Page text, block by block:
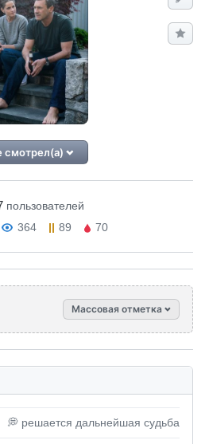
смотрел(а)
пользователей
364 89 70
Массовая отметка
💭 решается дальнейшая судьба